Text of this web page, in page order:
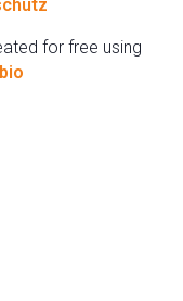
for free using